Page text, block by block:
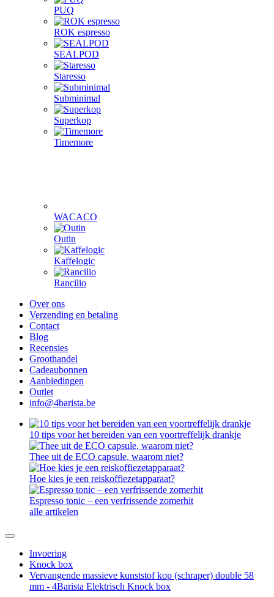
PUQ
ROK espresso
SEALPOD
Staresso
Subminimal
Superkop
Timemore
WACACO
Outin
Kaffelogic
Rancilio
Over ons
Verzending en betaling
Contact
Blog
Recensies
Groothandel
Cadeaubonnen
Aanbiedingen
Outlet
info@4barista.be
10 tips voor het bereiden van een voortreffelijk drankje
Thee uit de ECO capsule, waarom niet?
Hoe kies je een reiskoffiezetapparaat?
Espresso tonic – een verfrissende zomerhit
alle artikelen
Invoering
Knock box
Vervangende massieve kunststof kop (schraper) double 58
mm - 4Barista Elektrisch Knock box